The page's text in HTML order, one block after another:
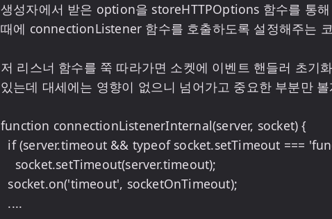
생성자에서 받은 option을 storeHTTPOptions 함수를 통
때에 connectionListener 함수를 호출하도록 설정해주는
저 리스너 함수를 쭉 따라가면 소켓에 이벤트 핸들러 초기
있는데 대세에는 영향이 없으니 넘어가고 중요한 부분만 볼
function connectionListenerInternal(server, socket) {